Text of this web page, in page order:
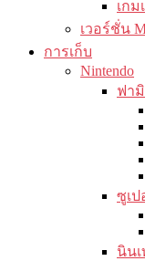
เกม
เวอร์ชั่น
การเก็บ
Nintendo
ฟา
ซูเ
นิน